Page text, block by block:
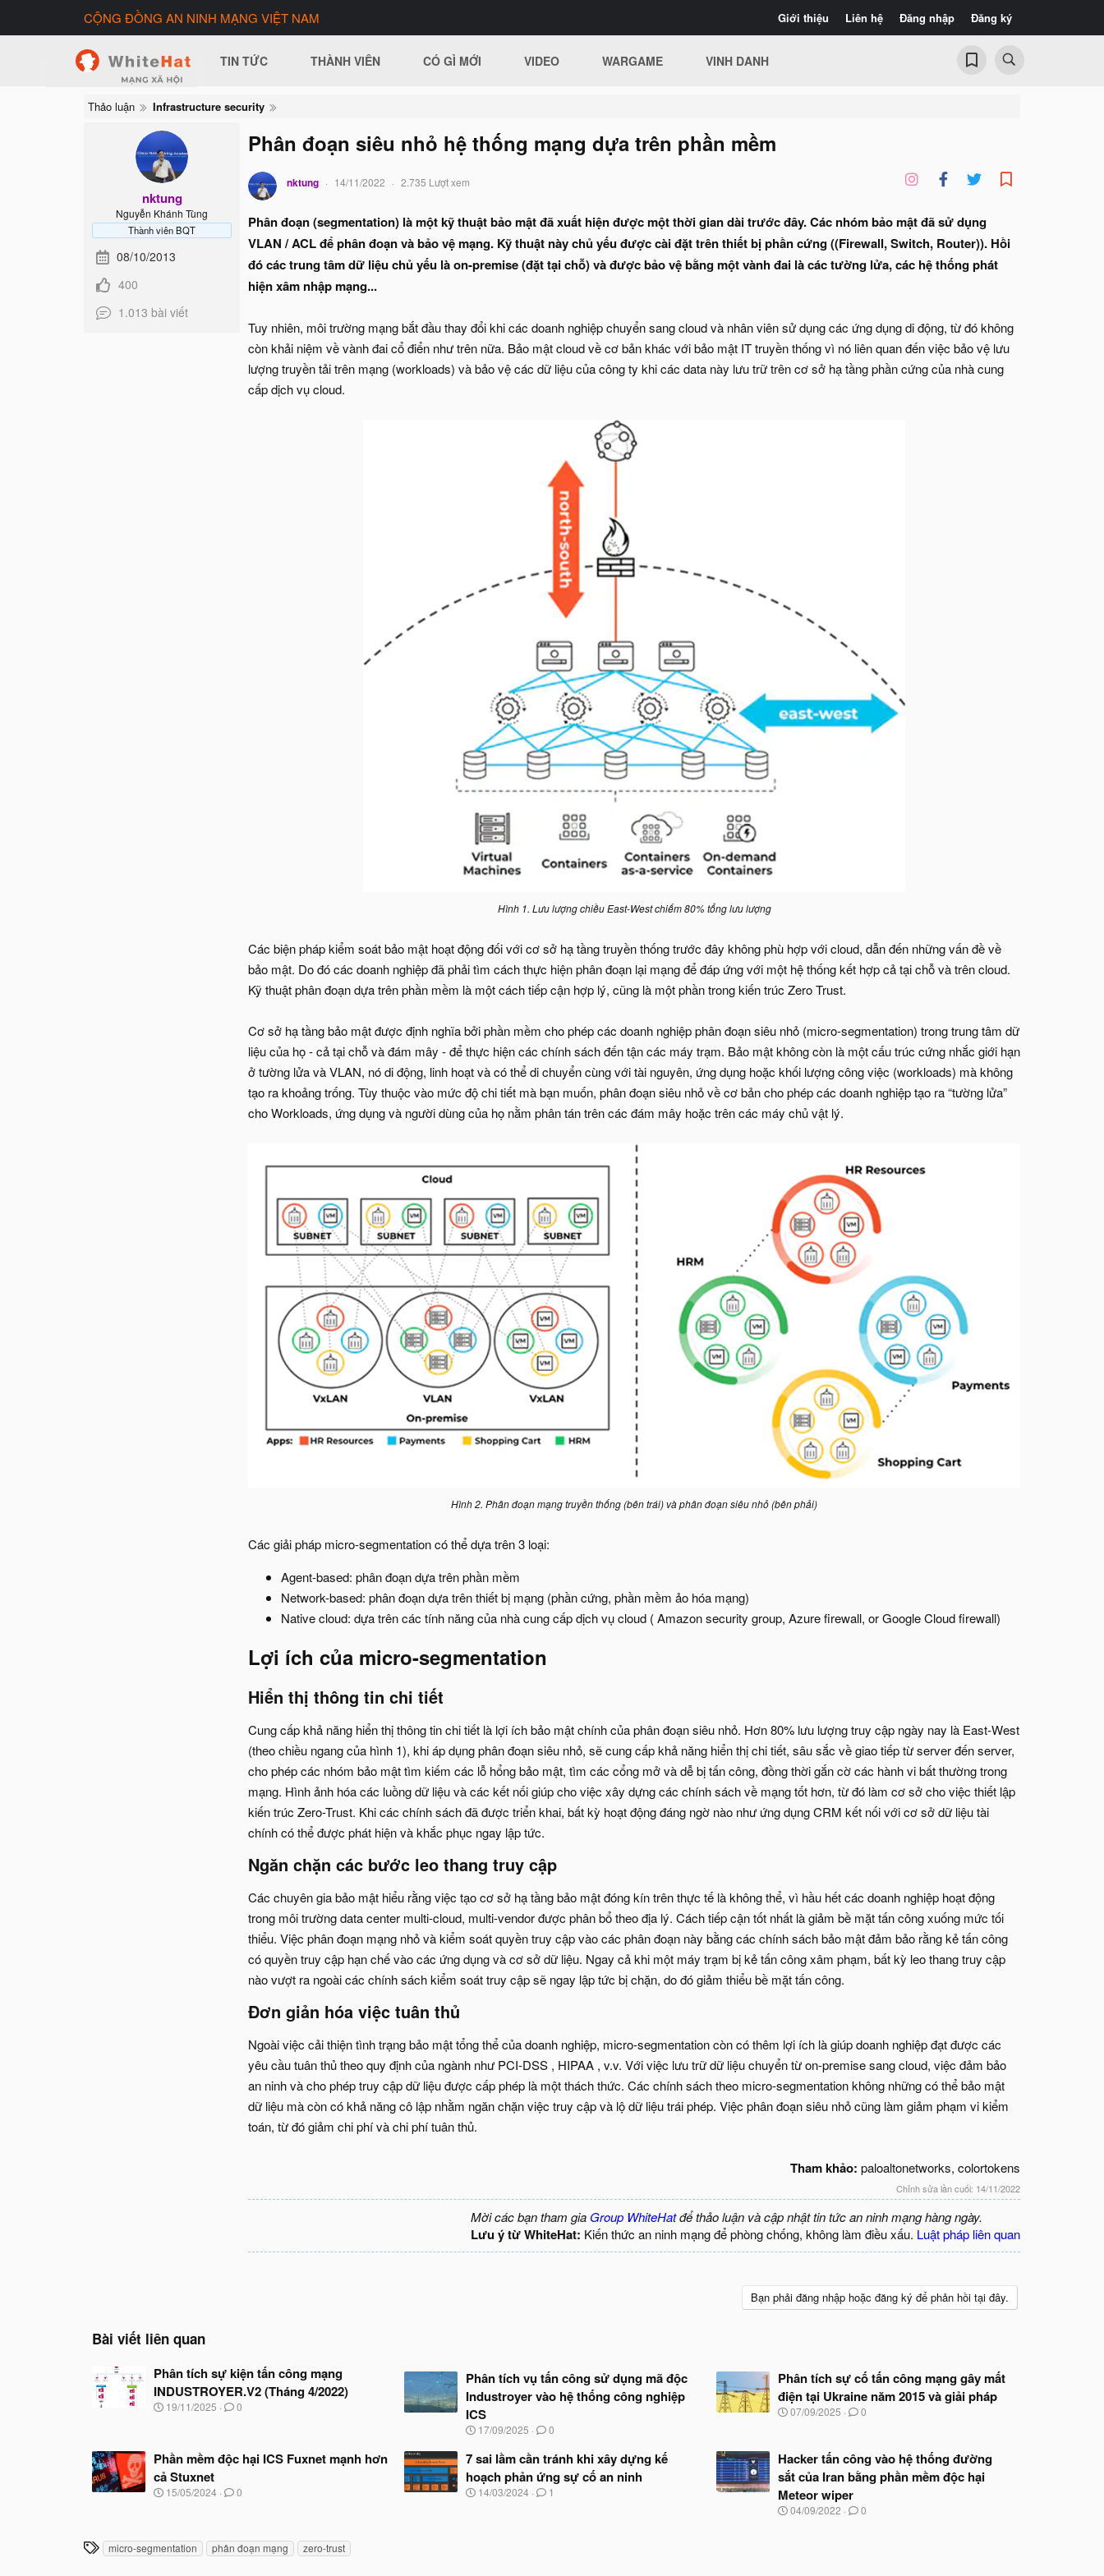
Giới thiệu Liên hệ Đăng nhập Đăng ký
CỘNG ĐỒNG AN NINH MẠNG VIỆT NAM
TIN TỨC THÀNH VIÊN CÓ GÌ MỚI VIDEO WARGAME VINH DANH
Thảo luận Infrastructure security
nktung
Nguyễn Khánh Tùng
Thành viên BQT
08/10/2013
400
1.013 bài viết
Phân đoạn siêu nhỏ hệ thống mạng dựa trên phần mềm
nktung 14/11/2022 2.735 Lượt xem
Phân đoạn (segmentation) là một kỹ thuật bảo mật đã xuất hiện được một thời gian dài trước đây. Các nhóm bảo mật đã sử dụng
VLAN / ACL để phân đoạn và bảo vệ mạng. Kỹ thuật này chủ yếu được cài đặt trên thiết bị phần cứng ((Firewall, Switch, Router)). Hồi
đó các trung tâm dữ liệu chủ yếu là on-premise (đặt tại chỗ) và được bảo vệ bằng một vành đai là các tường lửa, các hệ thống phát
hiện xâm nhập mạng...
Tuy nhiên, môi trường mạng bắt đầu thay đổi khi các doanh nghiệp chuyển sang cloud và nhân viên sử dụng các ứng dụng di động, từ đó không
còn khải niệm về vành đai cổ điển như trên nữa. Bảo mật cloud về cơ bản khác với bảo mật IT truyền thống vì nó liên quan đến việc bảo vệ lưu
lượng truyền tải trên mạng (workloads) và bảo vệ các dữ liệu của công ty khi các data này lưu trữ trên cơ sở hạ tầng phần cứng của nhà cung
cấp dịch vụ cloud.
Hình 1. Lưu lượng chiều East-West chiếm 80% tổng lưu lượng
Các biện pháp kiểm soát bảo mật hoạt động đối với cơ sở hạ tầng truyền thống trước đây không phù hợp với cloud, dẫn đến những vấn đề về
bảo mật. Do đó các doanh nghiệp đã phải tìm cách thực hiện phân đoạn lại mạng để đáp ứng với một hệ thống kết hợp cả tại chỗ và trên cloud.
Kỹ thuật phân đoạn dựa trên phần mềm là một cách tiếp cận hợp lý, cũng là một phần trong kiến trúc Zero Trust.
Cơ sở hạ tầng bảo mật được định nghĩa bởi phần mềm cho phép các doanh nghiệp phân đoạn siêu nhỏ (micro-segmentation) trong trung tâm dữ
liệu của họ - cả tại chỗ và đám mây - để thực hiện các chính sách đến tận các máy trạm. Bảo mật không còn là một cấu trúc cứng nhắc giới hạn
ở tường lửa và VLAN, nó di động, linh hoạt và có thể di chuyển cùng với tài nguyên, ứng dụng hoặc khối lượng công việc (workloads) mà không
tạo ra khoảng trống. Tùy thuộc vào mức độ chi tiết mà bạn muốn, phân đoạn siêu nhỏ về cơ bản cho phép các doanh nghiệp tạo ra “tường lửa”
cho Workloads, ứng dụng và người dùng của họ nằm phân tán trên các đám mây hoặc trên các máy chủ vật lý.
Hình 2. Phân đoạn mạng truyền thống (bên trái) và phân đoạn siêu nhỏ (bên phải)
Các giải pháp micro-segmentation có thể dựa trên 3 loại:
Agent-based: phân đoạn dựa trên phần mềm
Network-based: phân đoạn dựa trên thiết bị mạng (phần cứng, phần mềm ảo hóa mạng)
Native cloud: dựa trên các tính năng của nhà cung cấp dịch vụ cloud ( Amazon security group, Azure firewall, or Google Cloud firewall)
Lợi ích của micro-segmentation
Hiển thị thông tin chi tiết​
Cung cấp khả năng hiển thị thông tin chi tiết là lợi ích bảo mật chính của phân đoạn siêu nhỏ. Hơn 80% lưu lượng truy cập ngày nay là East-West
(theo chiều ngang của hình 1), khi áp dụng phân đoạn siêu nhỏ, sẽ cung cấp khả năng hiển thị chi tiết, sâu sắc về giao tiếp từ server đến server,
cho phép các nhóm bảo mật tìm kiếm các lỗ hổng bảo mật, tìm các cổng mở và dễ bị tấn công, đồng thời gắn cờ các hành vi bất thường trong
mạng. Hình ảnh hóa các luồng dữ liệu và các kết nối giúp cho việc xây dựng các chính sách về mạng tốt hơn, từ đó làm cơ sở cho việc thiết lập
kiến trúc Zero-Trust. Khi các chính sách đã được triển khai, bất kỳ hoạt động đáng ngờ nào như ứng dụng CRM kết nối với cơ sở dữ liệu tài
chính có thể được phát hiện và khắc phục ngay lập tức.
Ngăn chặn các bước leo thang truy cập
Các chuyên gia bảo mật hiểu rằng việc tạo cơ sở hạ tầng bảo mật đóng kín trên thực tế là không thể, vì hầu hết các doanh nghiệp hoạt động
trong môi trường data center multi-cloud, multi-vendor được phân bổ theo địa lý. Cách tiếp cận tốt nhất là giảm bề mặt tấn công xuống mức tối
thiểu. Việc phân đoạn mạng nhỏ và kiểm soát quyền truy cập vào các phân đoạn này bằng các chính sách bảo mật đảm bảo rằng kẻ tấn công
có quyền truy cập hạn chế vào các ứng dụng và cơ sở dữ liệu. Ngay cả khi một máy trạm bị kẻ tấn công xâm phạm, bất kỳ leo thang truy cập
nào vượt ra ngoài các chính sách kiểm soát truy cập sẽ ngay lập tức bị chặn, do đó giảm thiểu bề mặt tấn công.
Đơn giản hóa việc tuân thủ
Ngoài việc cải thiện tình trạng bảo mật tổng thể của doanh nghiệp, micro-segmentation còn có thêm lợi ích là giúp doanh nghiệp đạt được các
yêu cầu tuân thủ theo quy định của ngành như PCI-DSS , HIPAA , v.v. Với việc lưu trữ dữ liệu chuyển từ on-premise sang cloud, việc đảm bảo
an ninh và cho phép truy cập dữ liệu được cấp phép là một thách thức. Các chính sách theo micro-segmentation không những có thể bảo mật
dữ liệu mà còn có khả năng cô lập nhằm ngăn chặn việc truy cập và lộ dữ liệu trái phép. Việc phân đoạn siêu nhỏ cũng làm giảm phạm vi kiểm
toán, từ đó giảm chi phí và chi phí tuân thủ.
Tham khảo: paloaltonetworks, colortokens​
Chỉnh sửa lần cuối: 14/11/2022
Mời các bạn tham gia Group WhiteHatđể thảo luận và cập nhật tin tức an ninh mạng hàng ngày.
Lưu ý từ WhiteHat: Kiến thức an ninh mạng để phòng chống, không làm điều xấu. Luật pháp liên quan
Bạn phải đăng nhập hoặc đăng ký để phản hồi tại đây.
Bài viết liên quan
Phân tích sự kiện tấn công mạng
INDUSTROYER.V2 (Tháng 4/2022)
N
b
ắ
t
đ
19/11/2025 0
Phân tích vụ tấn công sử dụng mã độc
Industroyer vào hệ thống công nghiệp
ICS
N
à
y
b
ắ
17/09/2025 0
Phân tích sự cố tấn công mạng gây mất
điện tại Ukraine năm 2015 và giải pháp
N
b
ắ
t
đ
ầ
07/09/2025 0
Phần mềm độc hại ICS Fuxnet mạnh hơn
cả Stuxnet
N
b
ắ
15/05/2024 0
7 sai lầm cần tránh khi xây dựng kế
hoạch phản ứng sự cố an ninh
N
14/03/2024 1
Hacker tấn công vào hệ thống đường
sắt của Iran bằng phần mềm độc hại
Meteor wiper
N
04/09/2022 0
Tmicro-segmentation phân đoạn mạng zero-trust